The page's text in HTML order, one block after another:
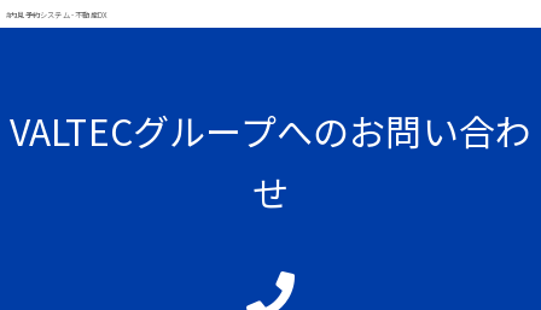
#内見予約システム - 不動産DX
VALTECグループへのお問い合わ
せ